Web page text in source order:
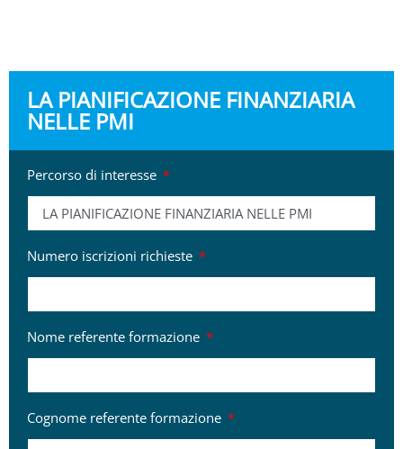
LA PIANIFICAZIONE FINANZIARIA
NELLE PMI
Percorso di interesse
Numero iscrizioni richieste
Nome referente formazione
Cognome referente formazione